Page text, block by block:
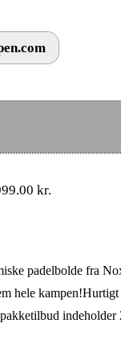
padelbolde fra
hele